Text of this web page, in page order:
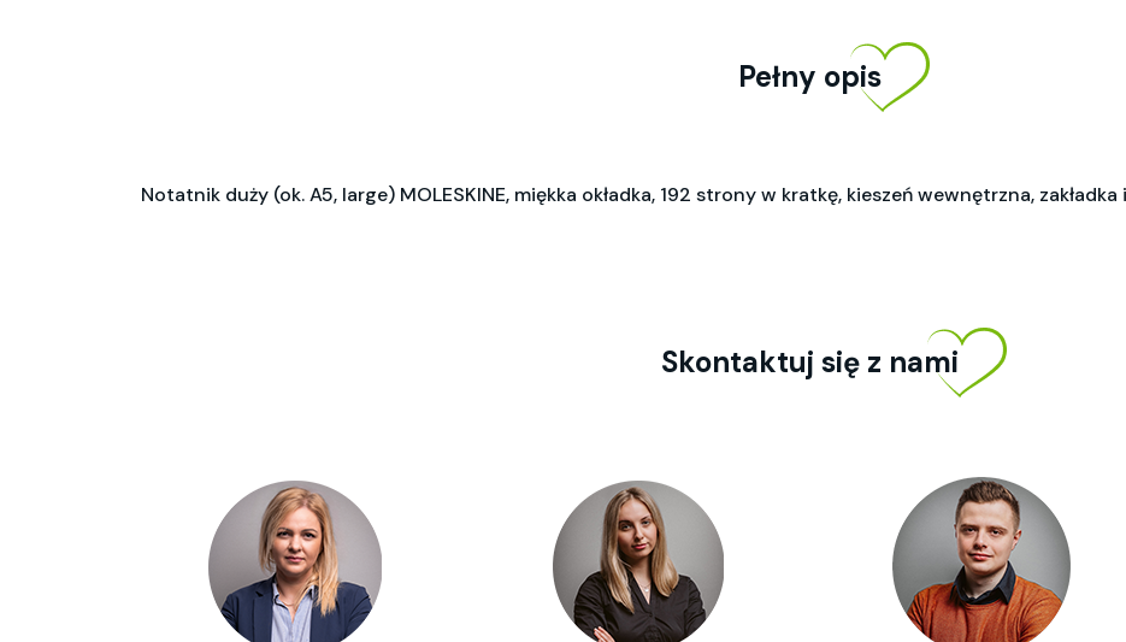
Pełny opis
Notatnik duży (ok. A5, large) MOLESKINE, miękka okładka, 192 strony w kratkę, kieszeń wewnętrzna,
Skontaktuj się z nami